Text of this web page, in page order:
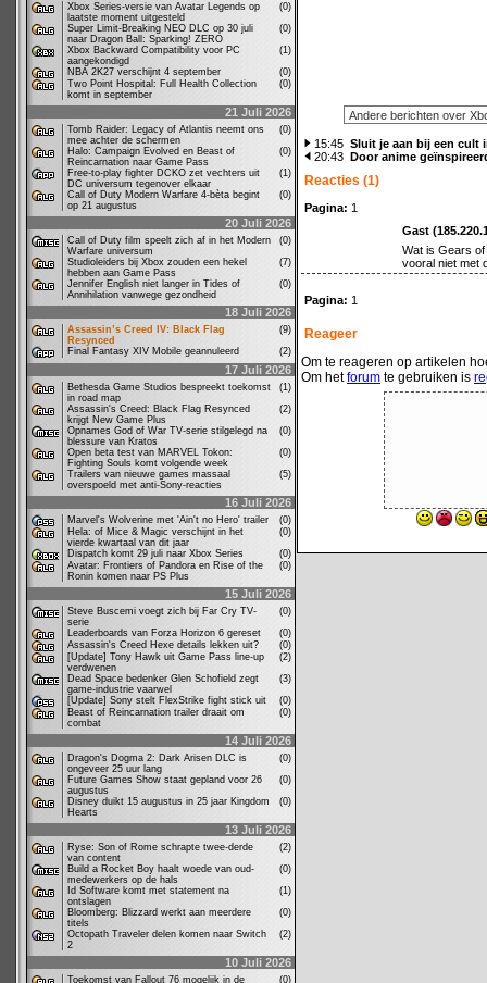
Xbox Series-versie van Avatar Legends op
laatste moment uitgesteld
(0)
Super Limit-Breaking NEO DLC op 30 juli
naar Dragon Ball: Sparking! ZERO
(0)
Xbox Backward Compatibility voor PC
aangekondigd
(1)
NBA 2K27 verschijnt 4 september
(0)
Two Point Hospital: Full Health Collection
komt in september
(0)
21 Juli 2026
Tomb Raider: Legacy of Atlantis neemt ons
mee achter de schermen
(0)
Halo: Campaign Evolved en Beast of
Reincarnation naar Game Pass
(0)
Free-to-play fighter DCKO zet vechters uit
DC universum tegenover elkaar
(1)
Call of Duty Modern Warfare 4-bèta begint
op 21 augustus
(0)
20 Juli 2026
Call of Duty film speelt zich af in het Modern
Warfare universum
(0)
Studioleiders bij Xbox zouden een hekel
hebben aan Game Pass
(7)
Jennifer English niet langer in Tides of
Annihilation vanwege gezondheid
(0)
18 Juli 2026
Assassin’s Creed IV: Black Flag
Resynced
(9)
Final Fantasy XIV Mobile geannuleerd
(2)
17 Juli 2026
Bethesda Game Studios bespreekt toekomst
in road map
(1)
Assassin's Creed: Black Flag Resynced
krijgt New Game Plus
(2)
Opnames God of War TV-serie stilgelegd na
blessure van Kratos
(0)
Open beta test van MARVEL Tokon:
Fighting Souls komt volgende week
(0)
Trailers van nieuwe games massaal
overspoeld met anti-Sony-reacties
(5)
16 Juli 2026
Marvel's Wolverine met 'Ain't no Hero' trailer
(0)
Hela: of Mice & Magic verschijnt in het
vierde kwartaal van dit jaar
(0)
Dispatch komt 29 juli naar Xbox Series
(0)
Avatar: Frontiers of Pandora en Rise of the
Ronin komen naar PS Plus
(0)
15 Juli 2026
Steve Buscemi voegt zich bij Far Cry TV-
serie
(0)
Leaderboards van Forza Horizon 6 gereset
(0)
Assassin's Creed Hexe details lekken uit?
(0)
[Update] Tony Hawk uit Game Pass line-up
verdwenen
(2)
Dead Space bedenker Glen Schofield zegt
game-industrie vaarwel
(3)
[Update] Sony stelt FlexStrike fight stick uit
(0)
Beast of Reincarnation trailer draait om
combat
(0)
14 Juli 2026
Dragon's Dogma 2: Dark Arisen DLC is
ongeveer 25 uur lang
(0)
Future Games Show staat gepland voor 26
augustus
(0)
Disney duikt 15 augustus in 25 jaar Kingdom
Hearts
(0)
13 Juli 2026
Ryse: Son of Rome schrapte twee-derde
van content
(2)
Build a Rocket Boy haalt woede van oud-
medewerkers op de hals
(0)
Id Software komt met statement na
ontslagen
(1)
Bloomberg: Blizzard werkt aan meerdere
titels
(0)
Octopath Traveler delen komen naar Switch
2
(2)
10 Juli 2026
Toekomst van Fallout 76 mogelijk in de (0)
15:45 Sluit je aan bij een cult
20:43 Door anime
Reacties (1)
Pagina: 1
Gast
Wat is Gears
vooral niet met
Pagina: 1
Reageer
Om te reageren op artikelen
Om hetforum te gebruiken is